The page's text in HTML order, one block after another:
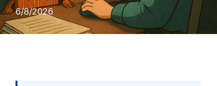
6/8/2026